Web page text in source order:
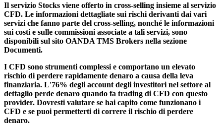
Il servizio Stocks viene offerto in cross-selling insieme al servizio
CFD. Le informazioni dettagliate sui rischi derivanti dai vari
servizi che fanno parte del cross-selling, nonché le informazioni
sui costi e sulle commissioni associate a tali servizi, sono
disponibili sul sito OANDA TMS Brokers nella sezione
Documenti.
I CFD sono strumenti complessi e comportano un elevato
rischio di perdere rapidamente denaro a causa della leva
finanziaria. L'76% degli account degli investitori nel settore al
dettaglio perde denaro quando fa trading di CFD con questo
provider. Dovresti valutare se hai capito come funzionano i
CFD e se puoi permetterti di correre il rischio di perdere
denaro.